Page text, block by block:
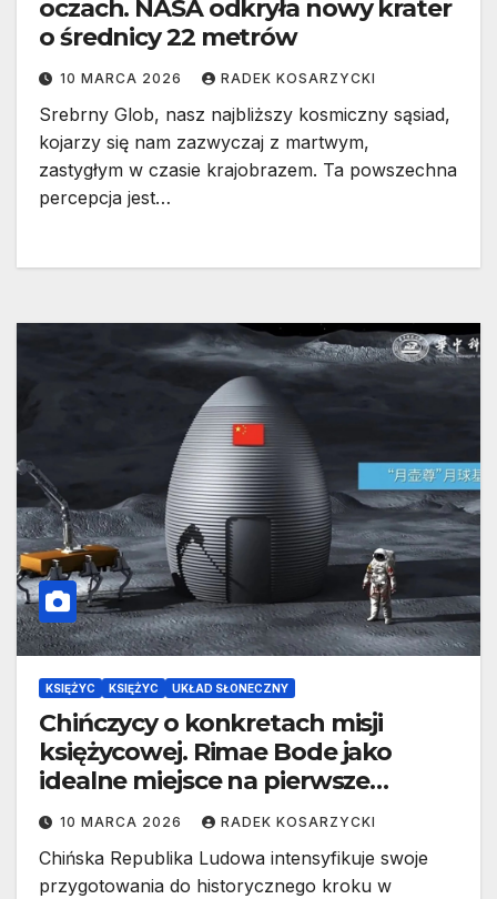
oczach. NASA odkryła nowy krater
o średnicy 22 metrów
10 MARCA 2026 RADEK KOSARZYCKI
Srebrny Glob, nasz najbliższy kosmiczny sąsiad,
kojarzy się nam zazwyczaj z martwym,
zastygłym w czasie krajobrazem. Ta powszechna
percepcja jest…
KSIĘŻYC KSIĘŻYC UKŁAD SŁONECZNY
Chińczycy o konkretach misji
księżycowej. Rimae Bode jako
idealne miejsce na pierwsze
lądowanie człowieka
10 MARCA 2026 RADEK KOSARZYCKI
Chińska Republika Ludowa intensyfikuje swoje
przygotowania do historycznego kroku w